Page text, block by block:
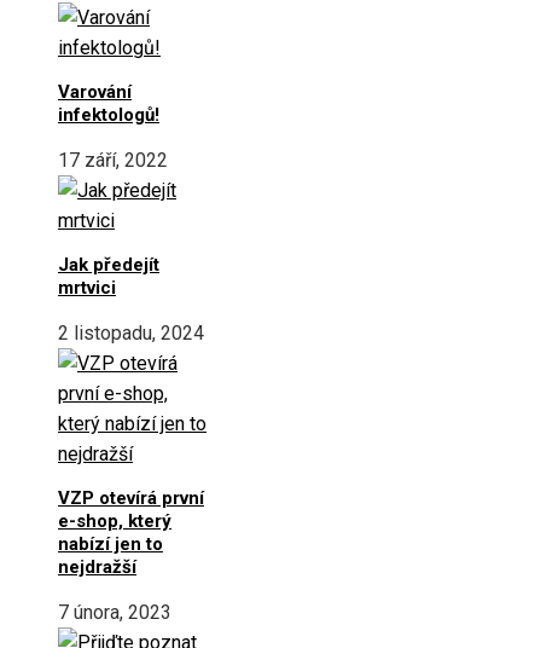
Varování
infektologů!
17 září, 2022
Jak předejít
mrtvici
2 listopadu, 2024
VZP otevírá první
e-shop, který
nabízí jen to
nejdražší
7 února, 2023